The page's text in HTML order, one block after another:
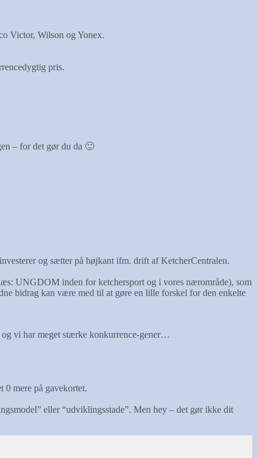
Victor, Wilson og Yonex.
pris.
– for det gør du da 🙂
og sætter på højkant ifm. drift af KetcherCentralen.
UNGDOM inden for ketchersport og i vores nærområde), som
bidrag kan være med til at gøre en lille forskel for den enkelte
vi har meget stærke konkurrence-gener…
0 mere på gavekortet.
eller “udviklingsstade”. Men hey – det gør ikke dit